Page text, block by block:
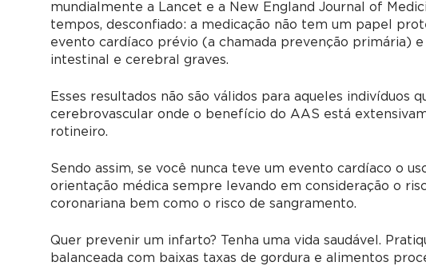
mundialmente a Lancet e a New England Journal of
tempos, desconfiado: a medicação não tem um papel
evento cardíaco prévio (a chamada prevenção primária)
intestinal e cerebral graves.
Esses resultados não são válidos para aqueles indivíduos
cerebrovascular onde o benefício do AAS está
rotineiro.
Sendo assim, se você nunca teve um evento cardíaco o
orientação médica sempre levando em consideração o
coronariana bem como o risco de sangramento.
Quer prevenir um infarto? Tenha uma vida saudável.
balanceada com baixas taxas de gordura e alimentos